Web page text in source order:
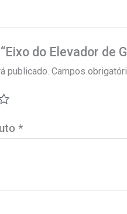
do Elevador de
publicado. Campos
*